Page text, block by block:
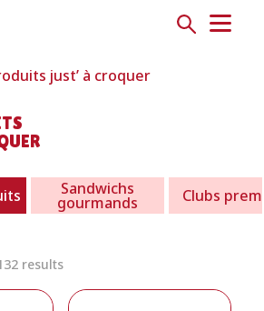
just’ à croquer
Sandwichs
gourmands Clubs
results